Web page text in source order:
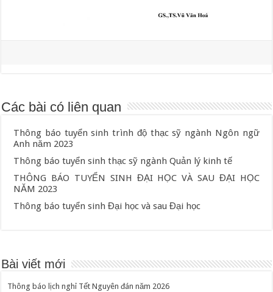
Các bài có liên quan
Thông báo tuyển sinh trình độ thạc sỹ ngành Ngôn ngữ
Anh năm 2023
Thông báo tuyển sinh thạc sỹ ngành Quản lý kinh tế
THÔNG BÁO TUYỂN SINH ĐẠI HỌC VÀ SAU ĐẠI HỌC
NĂM 2023
Thông báo tuyển sinh Đại học và sau Đại học
Bài viết mới
Thông báo lịch nghỉ Tết Nguyên đán năm 2026